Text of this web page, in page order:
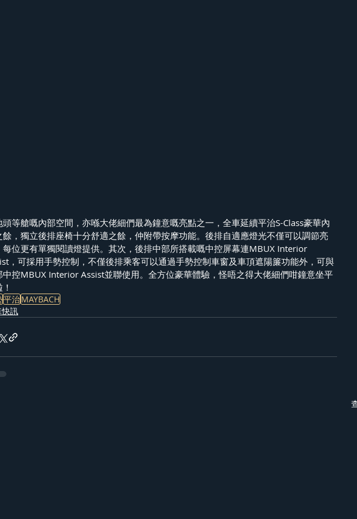
頭等艙嘅內部空間，亦喺大佬細們最為鐘意嘅亮點之一，全車延續平治S-Class豪華內
餘，獨立後排座椅十分舒適之餘，仲附帶按摩功能。後排自適應燈光不僅可以調節亮
每位更有單獨閱讀燈提供。其次，後排中部所搭載嘅中控屏幕連MBUX Interior
，可採用手勢控制，不僅後排乘客可以通過手勢控制車窗及車頂遮陽簾功能外，可與
中控MBUX Interior Assist並聯使用。全方位豪華體驗，怪唔之得大佬細們咁鐘意坐平
平治MAYBACH
快訊